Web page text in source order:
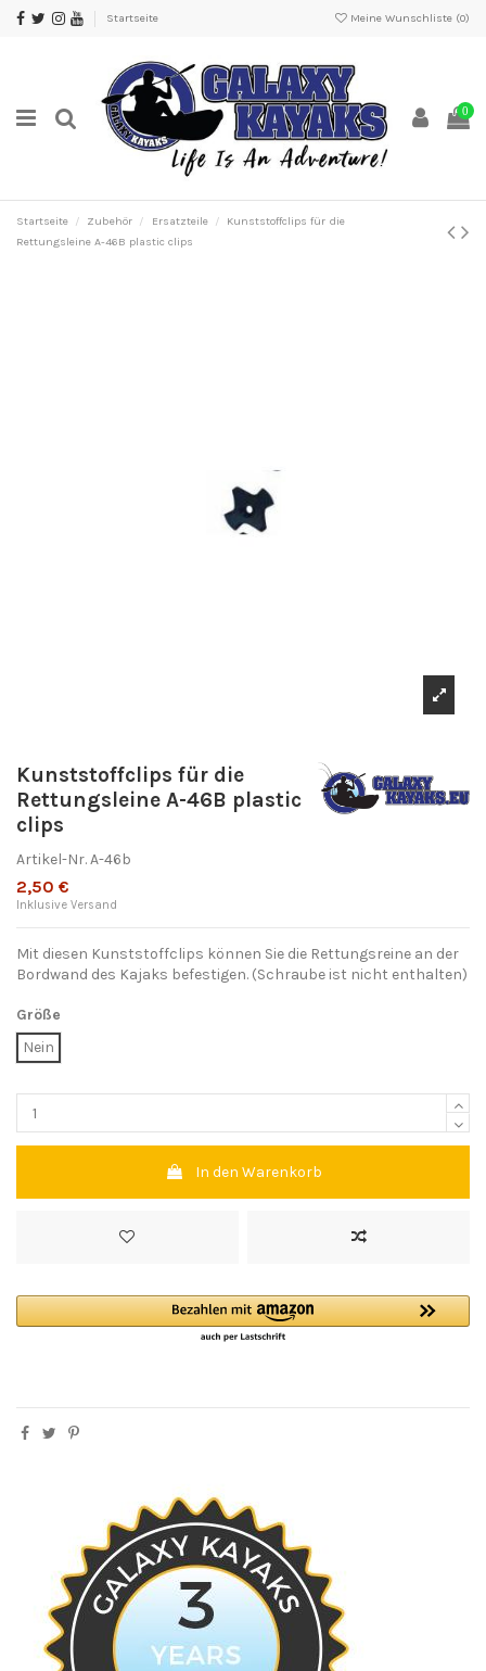
Startseite Meine Wunschliste (0)
0
Startseite Zubehör Ersatzteile
Kunststoffclips für die
Rettungsleine A-46B plastic clips
Kunststoffclips für die
Rettungsleine A-46B plastic
clips
Artikel-Nr.A-46b
2,50 €
Inklusive Versand
Mit diesen Kunststoffclips können Sie die Rettungsreine an der
Bordwand des Kajaks befestigen. (Schraube ist nicht enthalten)
Größe
Nein
In den Warenkorb